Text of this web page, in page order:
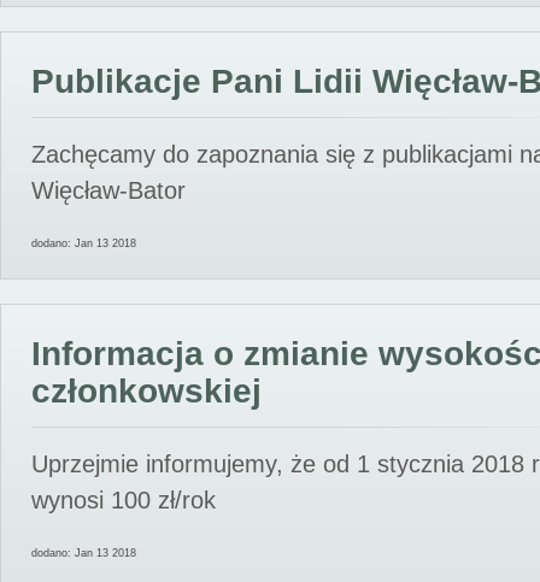
Publikacje Pani Lidii Więcław-
Zachęcamy do zapoznania się z publikacjami
Więcław-Bator
dodano: Jan 13 2018
Informacja o zmianie
członkowskiej
Uprzejmie informujemy, że od 1 stycznia 2018
wynosi 100 zł/rok
dodano: Jan 13 2018